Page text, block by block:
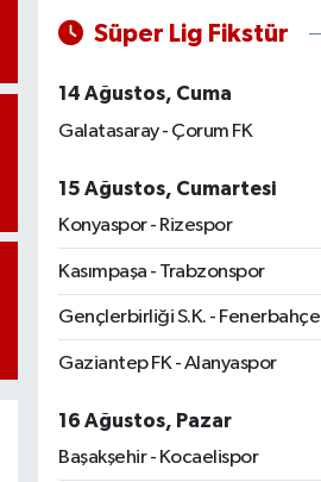
Süper Lig Fikstür
14 Ağustos, Cuma
Galatasaray - Çorum FK
15 Ağustos, Cumartesi
Konyaspor - Rizespor
Kasımpaşa - Trabzonspor
Gençlerbirliği S.K. - Fenerbahçe
Gaziantep FK - Alanyaspor
16 Ağustos, Pazar
Başakşehir - Kocaelispor